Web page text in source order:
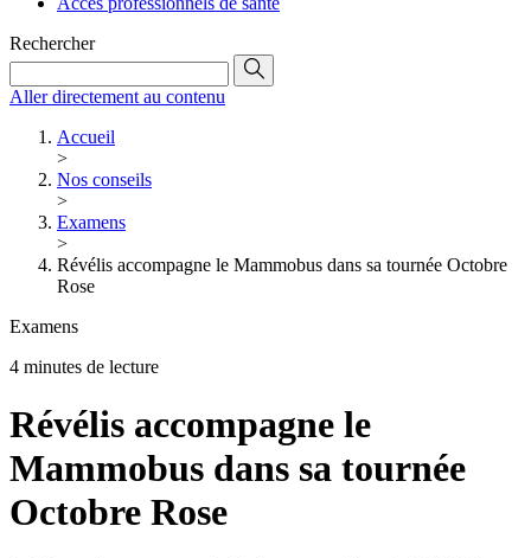
Rechercher
Aller directement au contenu
Accueil
>
Nos conseils
>
Examens
>
Révélis accompagne le Mammobus dans sa tournée Octobre
Rose
Examens
4 minutes de lecture
Révélis accompagne le
Mammobus dans sa tournée
Octobre Rose